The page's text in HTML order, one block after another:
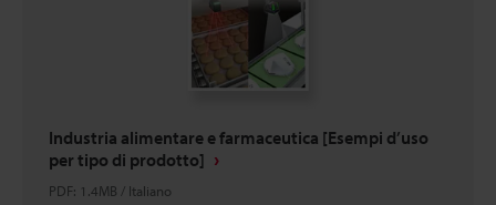
Industria alimentare e farmaceutica [Esempi d’uso
per tipo di prodotto]
PDF: 1.4MB / Italiano